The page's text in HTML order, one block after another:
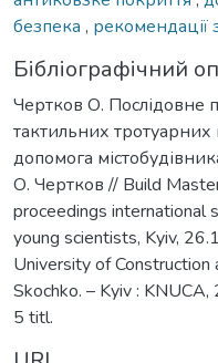
безпека , рекомендації
Бібліографічний
Чертков О. Послідовне
тактильних тротуарних
допомога
О. Чертков // Build
proceedings international
young scientists, Kyiv,
University of Construction
Skochko. – Kyiv :
5 titl.